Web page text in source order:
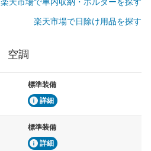
楽天市場で車内収納・ホルダーを探す
楽天市場で日除け用品を探す
空調
標準装備
詳細
標準装備
詳細